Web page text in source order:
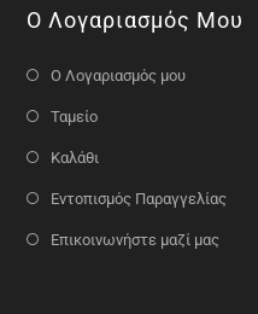
Ο Λογαριασμός Μου
Ο Λογαριασμός μου
Ταμείο
Καλάθι
Εντοπισμός Παραγγελίας
Επικοινωνήστε μαζί μας